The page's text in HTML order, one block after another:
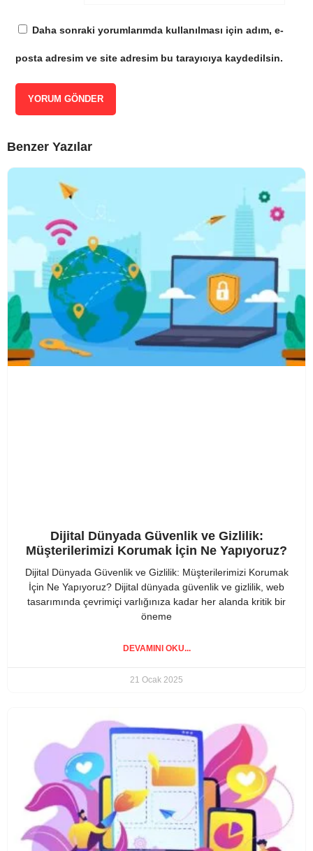
Daha sonraki yorumlarımda kullanılması için adım, e-
posta adresim ve site adresim bu tarayıcıya kaydedilsin.
Benzer Yazılar
Dijital Dünyada Güvenlik ve Gizlilik:
Müşterilerimizi Korumak İçin Ne Yapıyoruz?
Dijital Dünyada Güvenlik ve Gizlilik: Müşterilerimizi Korumak
İçin Ne Yapıyoruz? Dijital dünyada güvenlik ve gizlilik, web
tasarımında çevrimiçi varlığınıza kadar her alanda kritik bir
öneme
DEVAMINI OKU...
21 Ocak 2025